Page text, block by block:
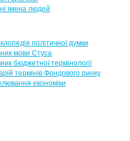
імена людей
політичної думки
мови Стуса
бюджетної термінології
термінів Фондового ринку
економіки